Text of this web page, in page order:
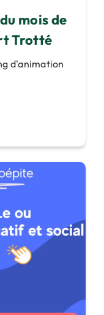
mois de
Trotté
d'animation